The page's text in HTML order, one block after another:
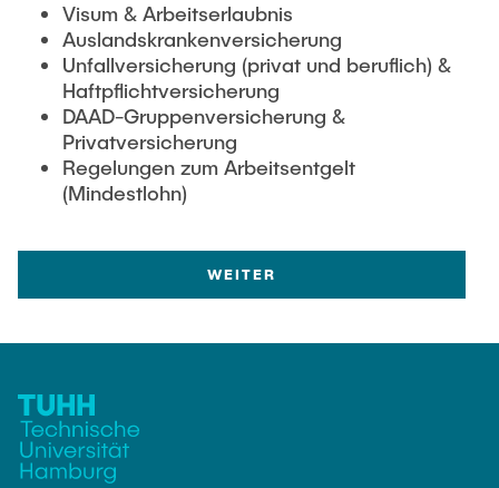
Visum & Arbeitserlaubnis
Auslandskrankenversicherung
Unfallversicherung (privat und beruflich) &
Haftpflichtversicherung
DAAD-Gruppenversicherung &
Privatversicherung
Regelungen zum Arbeitsentgelt
(Mindestlohn)
WEITER